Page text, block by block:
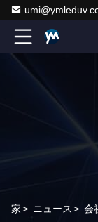
家> ニュース > 会